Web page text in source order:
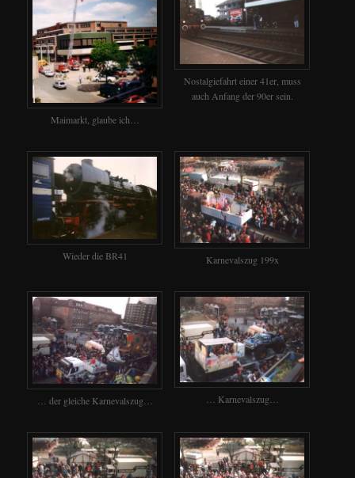
Maimarkt, glaube ich…
Nostalgiefahrt einer 41er, muss
auch Anfang der 90er sein.
Wieder die BR41 Karnevalszug 199x
… der gleiche Karnevalszug… … Karnevalszug…